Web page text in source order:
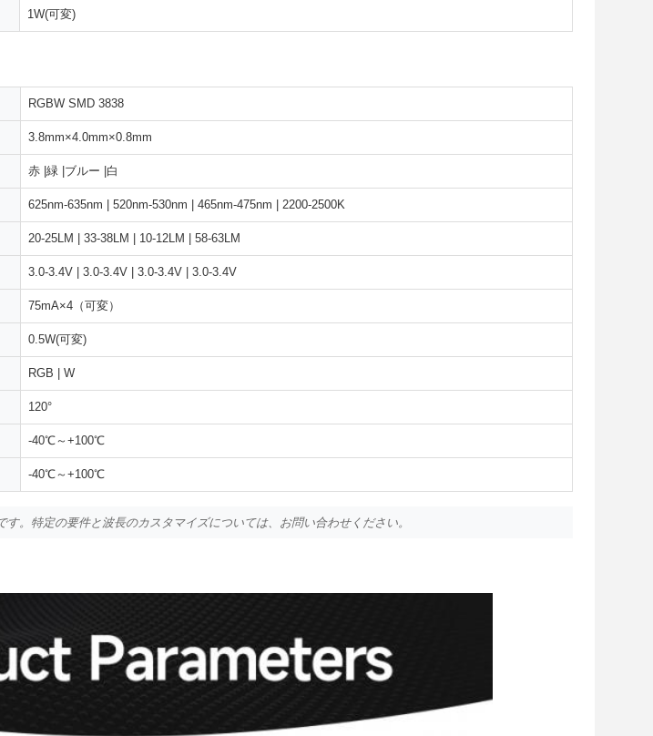
1W(可変)
RGBW SMD 3838
3.8mm×4.0mm×0.8mm
赤 |緑 |ブルー |白
625nm-635nm | 520nm-530nm | 465nm-475nm | 2200-2500K
20-25LM | 33-38LM | 10-12LM | 58-63LM
3.0-3.4V | 3.0-3.4V | 3.0-3.4V | 3.0-3.4V
75mA×4（可変）
0.5W(可変)
RGB | W
120°
-40℃～+100℃
-40℃～+100℃
。特定の要件と波長のカスタマイズについては、お問い合わせください。